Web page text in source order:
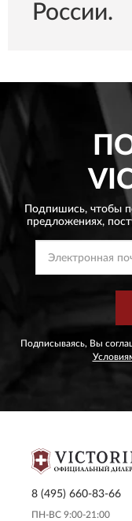
России.
Подпишись, чтобы
предложениях,
Подписываясь, Вы
8 (495) 660-83-66
ПН-ВС 9:00-21:00